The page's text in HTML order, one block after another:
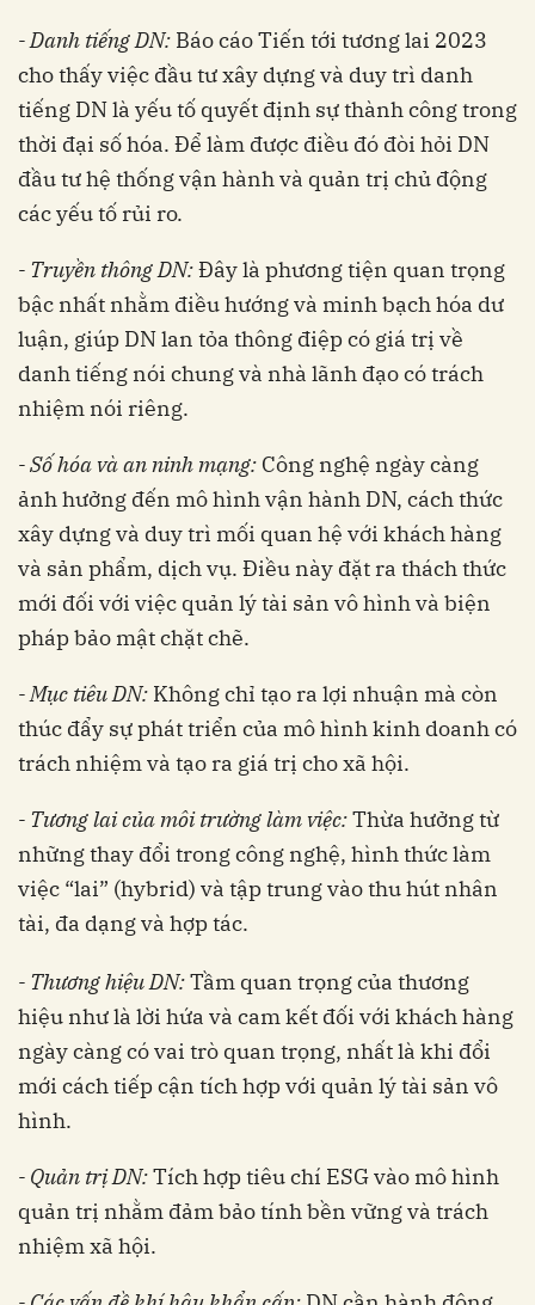
- Danh tiếng DN: Báo cáo Tiến tới tương lai 2023
cho thấy việc đầu tư xây dựng và duy trì danh
tiếng DN là yếu tố quyết định sự thành công trong
thời đại số hóa. Để làm được điều đó đòi hỏi DN
đầu tư hệ thống vận hành và quản trị chủ động
các yếu tố rủi ro.
- Truyền thông DN:Đây là phương tiện quan trọng
bậc nhất nhằm điều hướng và minh bạch hóa dư
luận, giúp DN lan tỏa thông điệp có giá trị về
danh tiếng nói chung và nhà lãnh đạo có trách
nhiệm nói riêng.
- Số hóa và an ninh mạng: Công nghệ ngày càng
ảnh hưởng đến mô hình vận hành DN, cách thức
xây dựng và duy trì mối quan hệ với khách hàng
và sản phẩm, dịch vụ. Điều này đặt ra thách thức
mới đối với việc quản lý tài sản vô hình và biện
pháp bảo mật chặt chẽ.
- Mục tiêu DN: Không chỉ tạo ra lợi nhuận mà còn
thúc đẩy sự phát triển của mô hình kinh doanh có
trách nhiệm và tạo ra giá trị cho xã hội.
- Tương lai của môi trường làm việc:Thừa hưởng từ
những thay đổi trong công nghệ, hình thức làm
việc “lai” (hybrid) và tập trung vào thu hút nhân
tài, đa dạng và hợp tác.
- Thương hiệu DN:Tầm quan trọng của thương
hiệu như là lời hứa và cam kết đối với khách hàng
ngày càng có vai trò quan trọng, nhất là khi đổi
mới cách tiếp cận tích hợp với quản lý tài sản vô
hình.
- Quản trị DN:Tích hợp tiêu chí ESG vào mô hình
quản trị nhằm đảm bảo tính bền vững và trách
nhiệm xã hội.